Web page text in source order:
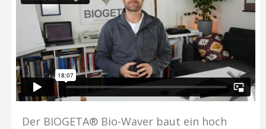
Der BIOGETA® Bio-Waver baut ein hoch